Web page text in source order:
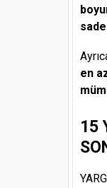
en
15